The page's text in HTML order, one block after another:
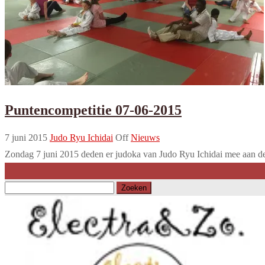
Puntencompetitie 07-06-2015
7 juni 2015 Judo Ryu Ichidai Off Nieuws
Zondag 7 juni 2015 deden er judoka van Judo Ryu Ichidai mee aan